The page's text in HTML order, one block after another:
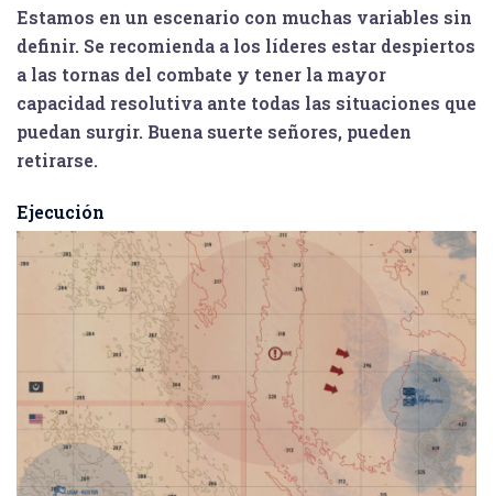
Estamos en un escenario con muchas variables sin
definir. Se recomienda a los líderes estar despiertos
a las tornas del combate y tener la mayor
capacidad resolutiva ante todas las situaciones que
puedan surgir. Buena suerte señores, pueden
retirarse.
Ejecución